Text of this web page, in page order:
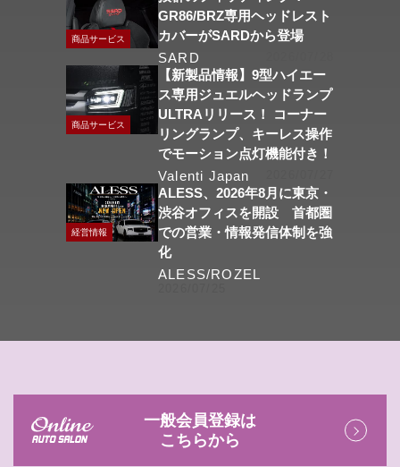
商品サービス
GR86/BRZ専用ヘッドレスト
カバーがSARDから登場
SARD
商品サービス
【新製品情報】9型ハイエー
ス専用ジュエルヘッドランプ
ULTRAリリース！ コーナー
リングランプ、キーレス操作
でモーション点灯機能付き！
Valenti Japan
経営情報
ALESS、2026年8月に東京・
渋谷オフィスを開設 首都圏
での営業・情報発信体制を強
化
ALESS/ROZEL
一般会員登録は
こちらから